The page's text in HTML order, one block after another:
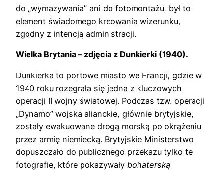
do „wymazywania” ani do fotomontażu, był to
element świadomego kreowania wizerunku,
zgodny z intencją administracji.
Wielka Brytania – zdjęcia z Dunkierki (1940).
Dunkierka to portowe miasto we Francji, gdzie w
1940 roku rozegrała się jedna z kluczowych
operacji II wojny światowej. Podczas tzw. operacji
„Dynamo” wojska alianckie, głównie brytyjskie,
zostały ewakuowane drogą morską po okrążeniu
przez armię niemiecką. Brytyjskie Ministerstwo
dopuszczało do publicznego przekazu tylko te
fotografie, które pokazywały bohaterską